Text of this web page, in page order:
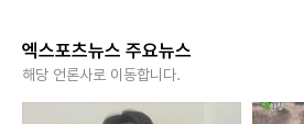
엑스포츠뉴스 주요뉴스
해당 언론사로 이동합니다.